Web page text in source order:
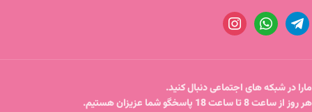
مارا در شبکه های اجتماعی دنبال کنید.
هر روز از ساعت 8 تا ساعت 18 پاسخگو شما عزیزان هستیم.